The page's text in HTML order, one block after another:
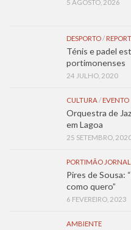
5 AGOSTO, 2026
DESPORTO /
Ténis e padel
portimonenses
24 JULHO, 2020
CULTURA / EVENTO
Orquestra de
em Lagoa
25 SETEMBRO,
PORTIMÃO JORNAL
Pires de Sousa:
como quero”
6 FEVEREIRO, 2023
AMBIENTE